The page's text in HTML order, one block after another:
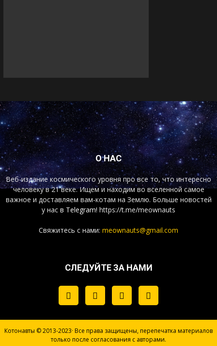
О НАС
Веб-издание космического уровня про все то, что интересно
человеку в 21 веке. Ищем и находим во вселенной самое
важное и доставляем вам-котам на Землю. Больше новостей
у нас в Telegram! https://t.me/meownauts
Свяжитесь с нами: meownauts@gmail.com
СЛЕДУЙТЕ ЗА НАМИ
Котонавты © 2013-2023· Все права защищены, перепечатка материалов
только после согласования с авторами.